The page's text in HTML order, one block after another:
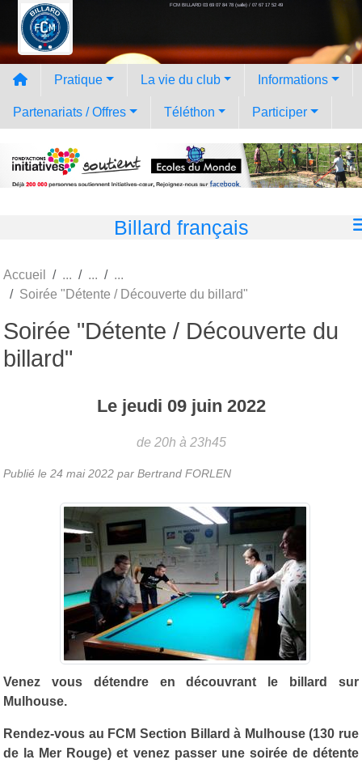
FCM BILLARD 03 69 07 84 78 (salle) / 07 67 17 52 49
Pratique La vie du club Informations
Partenariats / Offres Téléthon Participer
Billard français
Accueil
Soirée "Détente / Découverte du billard"
Soirée "Détente / Découverte du
billard"
Le jeudi 09 juin 2022
de 20h à 23h45
Publié le 24 mai 2022 par Bertrand FORLEN
Venez vous détendre en découvrant le billard sur
Mulhouse.
Rendez-vous au FCM Section Billard à Mulhouse (130 rue
de la Mer Rouge) et venez passer une soirée de détente
Panneau de gestion des cookies